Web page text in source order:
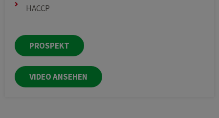
HACCP
PROSPEKT
VIDEO ANSEHEN